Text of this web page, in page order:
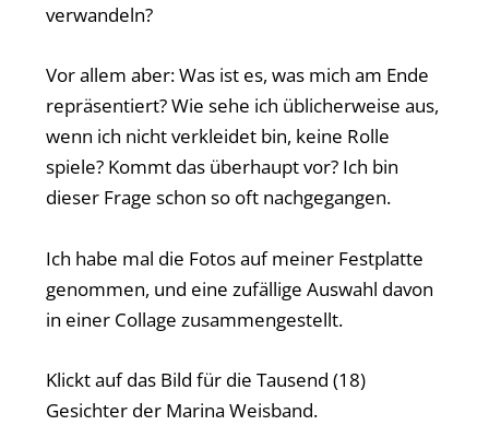
verwandeln?
Vor allem aber: Was ist es, was mich am Ende
repräsentiert? Wie sehe ich üblicherweise aus,
wenn ich nicht verkleidet bin, keine Rolle
spiele? Kommt das überhaupt vor? Ich bin
dieser Frage schon so oft nachgegangen.
Ich habe mal die Fotos auf meiner Festplatte
genommen, und eine zufällige Auswahl davon
in einer Collage zusammengestellt.
Klickt auf das Bild für die Tausend (18)
Gesichter der Marina Weisband.